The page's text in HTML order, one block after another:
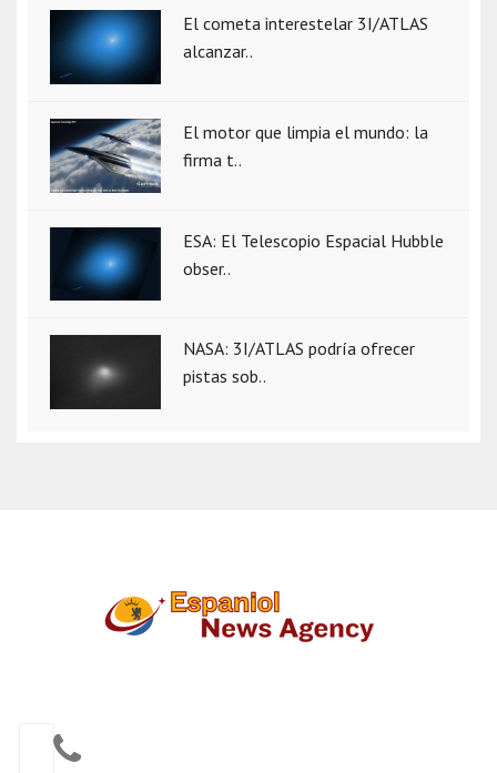
El cometa interestelar 3I/ATLAS
alcanzar..
El motor que limpia el mundo: la
firma t..
ESA: El Telescopio Espacial Hubble
obser..
NASA: 3I/ATLAS podría ofrecer
pistas sob..